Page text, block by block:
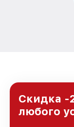
Скидка -
любого